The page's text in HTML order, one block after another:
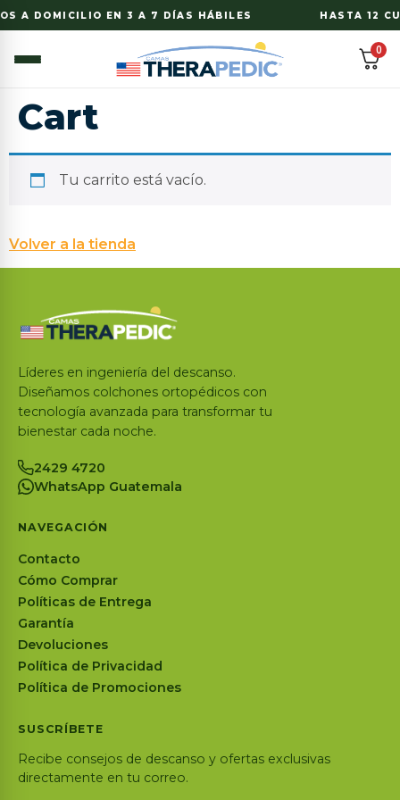
A DOMICILIO EN 3 A 7 DÍAS HÁBILES HASTA 12
0
Cart
Tu carrito está vacío.
Volver a la tienda
Líderes en ingeniería del descanso.
Diseñamos colchones ortopédicos con
tecnología avanzada para transformar tu
bienestar cada noche.
2429 4720
WhatsApp Guatemala
NAVEGACIÓN
Contacto
Cómo Comprar
Políticas de Entrega
Garantía
Devoluciones
Política de Privacidad
Política de Promociones
SUSCRÍBETE
Recibe consejos de descanso y ofertas exclusivas
directamente en tu correo.